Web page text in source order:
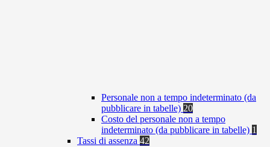
Personale non a tempo indeterminato (da
pubblicare in tabelle) 20
Costo del personale non a tempo
indeterminato (da pubblicare in tabelle) 1
Tassi di assenza 42